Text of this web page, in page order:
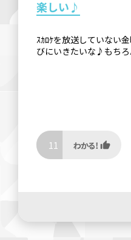
楽しい♪
ｽｶﾛｹを放送していない
びにいきたいな♪もち
11